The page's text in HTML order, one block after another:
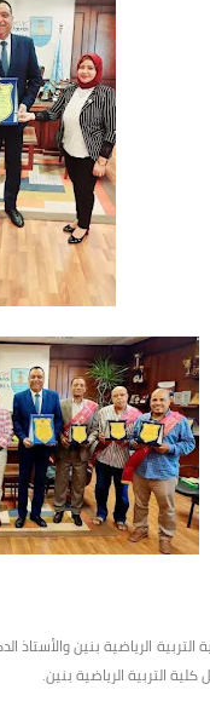
الرياضية بنين والأستاذ
التربية الرياضية بنين.